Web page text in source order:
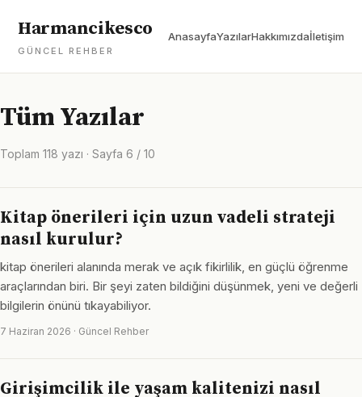
Harmancikesco
GÜNCEL REHBER
AnasayfaYazılarHakkımızdaİletişim
Tüm Yazılar
Toplam 118 yazı · Sayfa 6 / 10
Kitap önerileri için uzun vadeli strateji
nasıl kurulur?
kitap önerileri alanında merak ve açık fikirlilik, en güçlü öğrenme
araçlarından biri. Bir şeyi zaten bildiğini düşünmek, yeni ve değerli
bilgilerin önünü tıkayabiliyor.
7 Haziran 2026 · Güncel Rehber
Girişimcilik ile yaşam kalitenizi nasıl